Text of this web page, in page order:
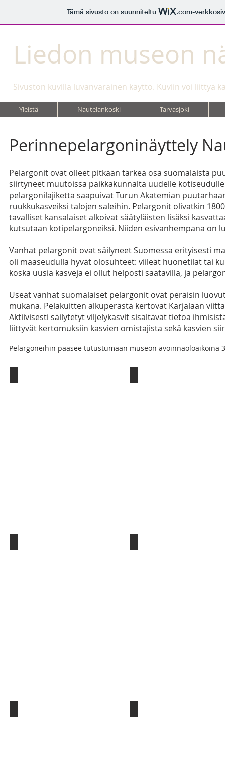
Tämä sivusto on suunniteltu .com-
Liedon museon
Sivuston kuvilla luvanvarainen käyttö. Kuviin voi liittyä
Yleistä Nautelankoski Tarvasjoki
Perinnepelargoninäyttely
Pelargonit ovat olleet pitkään tärkeä osa suomalaista
siirtyneet muutoissa paikkakunnalta uudelle
pelargonilajiketta saapuivat Turun Akatemian
ruukkukasveiksi talojen saleihin. Pelargonit olivatkin
tavalliset kansalaiset alkoivat säätyläisten lisäksi
kutsutaan kotipelargoneiksi. Niiden esivanhempana on
Vanhat pelargonit ovat säilyneet Suomessa erityisesti
oli maaseudulla hyvät olosuhteet: viileät huonetilat tai
koska uusia kasveja ei ollut helposti saatavilla, ja
Useat vanhat suomalaiset pelargonit ovat peräisin
mukana. Pelakuitten alkuperästä kertovat Karjalaan
Aktiivisesti säilytetyt viljelykasvit sisältävät tietoa
liittyvät kertomuksiin kasvien omistajista sekä kasvien
Pelargoneihin pääsee tutustumaan museon
Farmor Tallskog Viipurin Evakko
Huittinen 1 Hopplaxin Fanny
Inkilänhovi Fanny